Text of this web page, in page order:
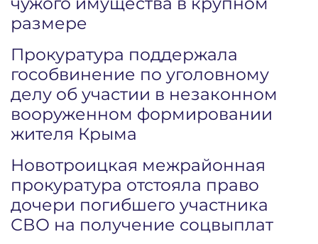
размере
Прокуратура поддержала
гособвинение по уголовному
делу об участии в незаконном
вооруженном формировании
жителя Крыма
Новотроицкая межрайонная
прокуратура отстояла право
дочери погибшего участника
СВО на получение соцвыплат